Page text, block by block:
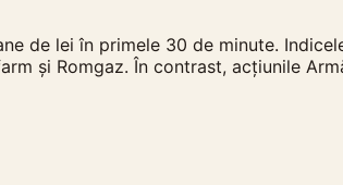
de lei în primele 30 de minute.
și Romgaz. În contrast, acțiunile